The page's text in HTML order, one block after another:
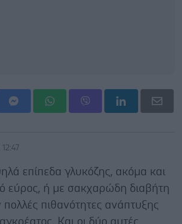
επίπεδα γλυκόζης, ακόμα και
εύρος, ή με σακχαρώδη διαβήτη
πολλές πιθανότητες ανάπτυξης
Και οι δύο αυτές